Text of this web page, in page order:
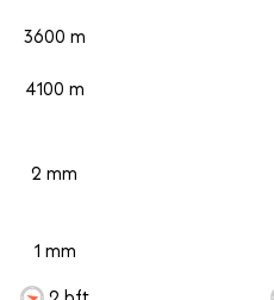
3600 m
4100 m
2 mm
1 mm